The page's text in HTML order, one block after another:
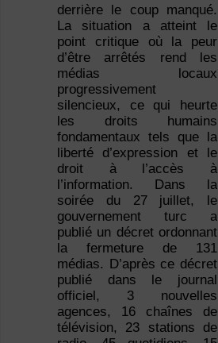
derrière le coup manqué.
La situation a atteint le
point critique où la peur
d’être arrêtés rend les
médias locaux
progressivement
silencieux, ce qui heurte
les droits humains
fondamentaux tels que la
liberté d’expression et le
droit à l’accès à
l’information. Dans la
soirée du 27 juillet, le
gouvernement turc a
publié un décret ordonnant
la fermeture de 131
médias. D’après ce décret
publié dans le journal
officiel, 3 nouvelles
agences, 16 chaînes de
télévision, 23 stations de